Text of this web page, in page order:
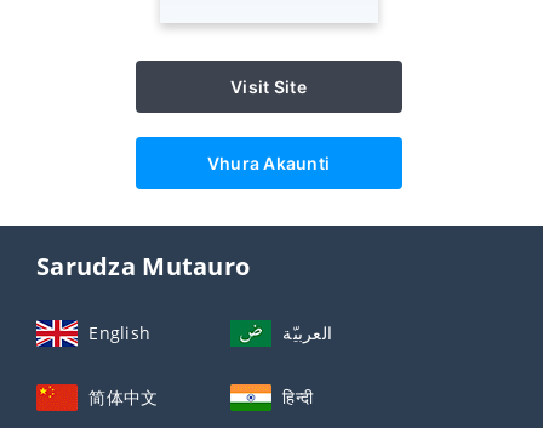
Visit Site
Vhura Akaunti
Sarudza Mutauro
English العربيّة
简体中文 हिन्दी